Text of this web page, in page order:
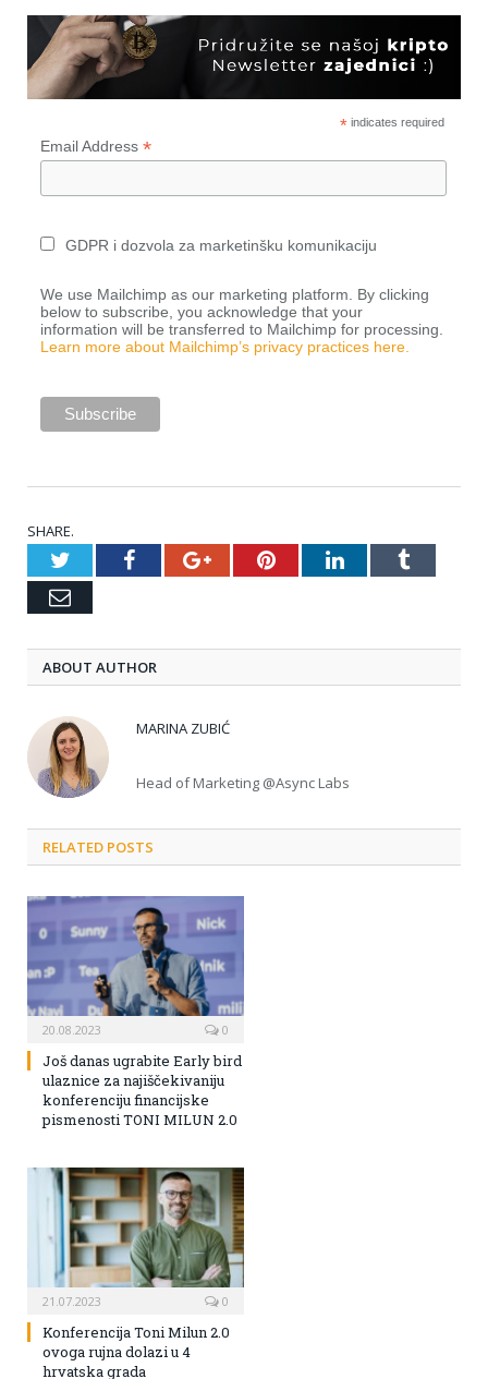
*indicates required
Email Address *
GDPR i dozvola za marketinšku komunikaciju
We use Mailchimp as our marketing platform. By clicking
below to subscribe, you acknowledge that your
information will be transferred to Mailchimp for processing.
Learn more about Mailchimp’s privacy practices here.
SHARE.
TwitterFacebookGoogle+PinterestLinkedInTumblr
Email
ABOUT AUTHOR
MARINA ZUBIĆ
Head of Marketing @Async Labs
RELATED POSTS
20.08.2023 0
Još danas ugrabite Early bird
ulaznice za najiščekivaniju
konferenciju financijske
pismenosti TONI MILUN 2.0
21.07.2023 0
Konferencija Toni Milun 2.0
ovoga rujna dolazi u 4
hrvatska grada